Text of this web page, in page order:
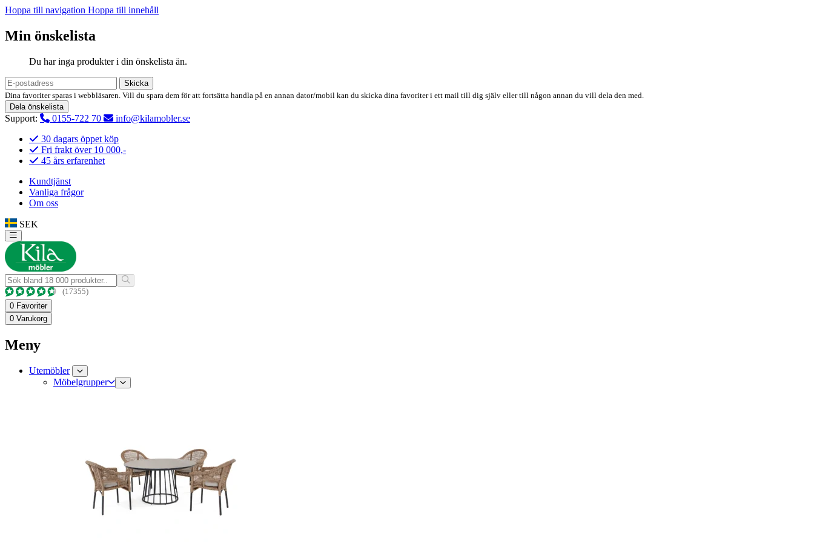
Hoppa till navigation Hoppa till innehåll
Min önskelista
Du har inga produkter i din önskelista än.
Skicka
Dina favoriter sparas i webbläsaren. Vill du spara dem för att fortsätta handla på en annan dator/mobil kan du skicka dina favoriter i ett mail till dig själv eller till någon annan du vill dela den med.
Dela önskelista
Support: 0155-722 70
info@kilamobler.se
30 dagars öppet köp
Fri frakt över 10 000,-
45 års erfarenhet
Kundtjänst
Vanliga frågor
Om oss
SEK
(17355)
0 Favoriter
0 Varukorg
Meny
Utemöbler
Möbelgrupper